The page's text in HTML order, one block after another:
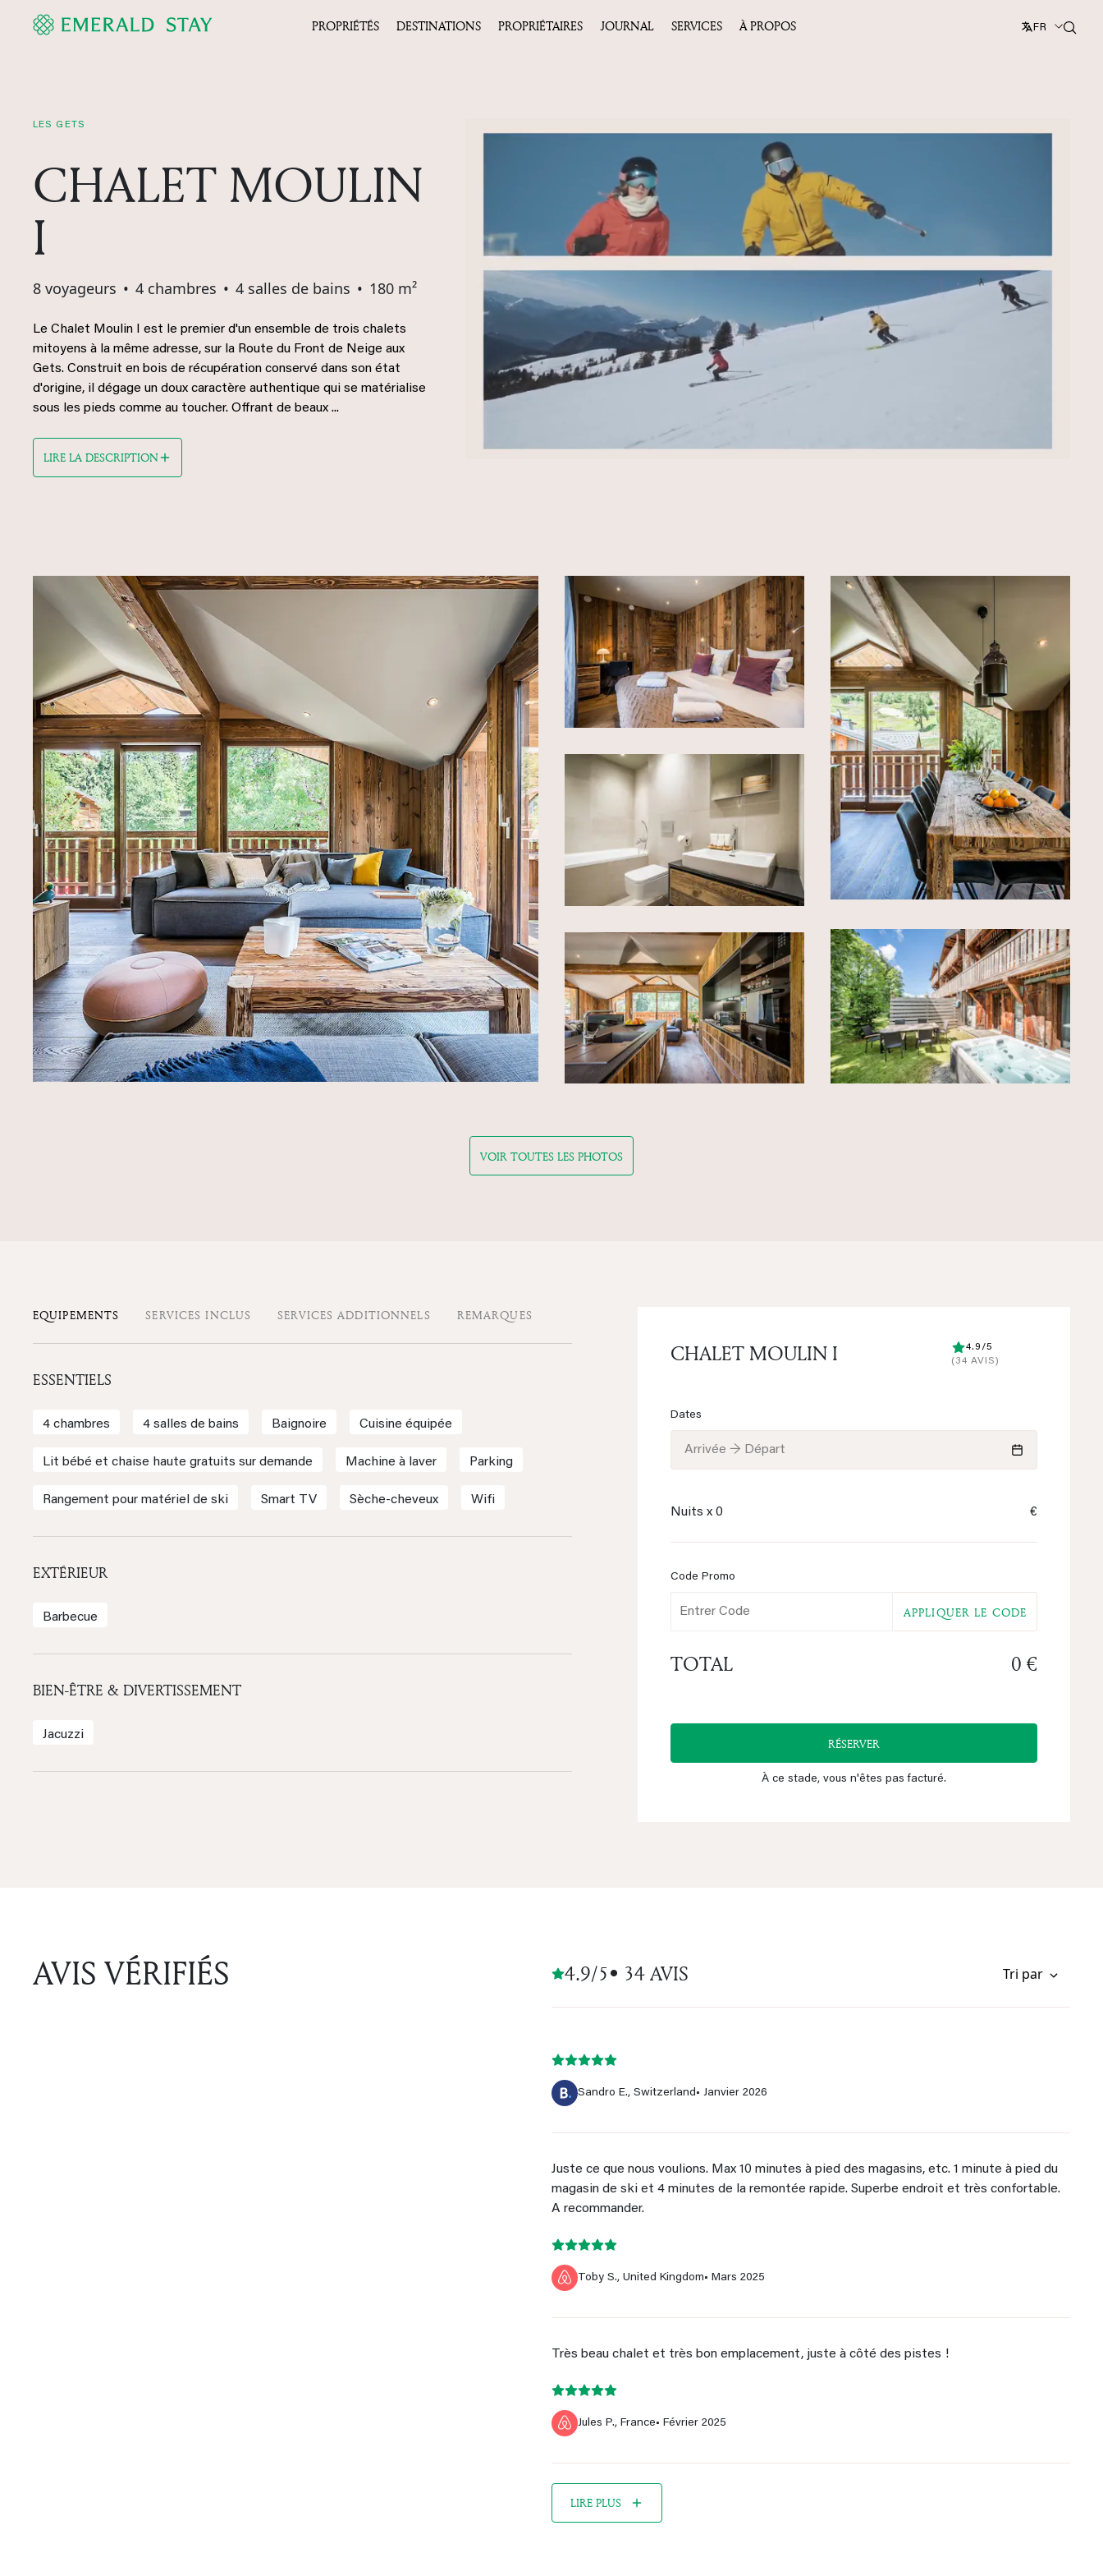
FR
PROPRIÉTÉS DESTINATIONS PROPRIÉTAIRES JOURNAL SERVICES À PROPOS
LES GETS
CHALET MOULIN
I
8 voyageurs • 4 chambres • 4 salles de bains • 180 m²
Le Chalet Moulin I est le premier d'un ensemble de trois chalets
mitoyens à la même adresse, sur la Route du Front de Neige aux
Gets. Construit en bois de récupération conservé dans son état
d'origine, il dégage un doux caractère authentique qui se matérialise
sous les pieds comme au toucher. Offrant de beaux ...
LIRE LA DESCRIPTION
VOIR TOUTES LES PHOTOS
EQUIPEMENTS SERVICES INCLUS SERVICES ADDITIONNELS REMARQUES
ESSENTIELS
4 chambres 4 salles de bains Baignoire Cuisine équipée
Lit bébé et chaise haute gratuits sur demande Machine à laver Parking
Rangement pour matériel de ski Smart TV Sèche-cheveux Wifi
EXTÉRIEUR
Barbecue
BIEN-ÊTRE & DIVERTISSEMENT
Jacuzzi
CHALET MOULIN I
4.9/5
(34 AVIS)
Dates
Arrivée → Départ
Nuits x0 €
Code Promo
APPLIQUER LE CODE
TOTAL 0 €
RÉSERVER
À ce stade, vous n'êtes pas facturé.
AVIS VÉRIFIÉS 4.9/5• 34 AVIS Tri par
Sandro E., Switzerland• Janvier 2026
Juste ce que nous voulions. Max 10 minutes à pied des magasins, etc. 1 minute à pied du
magasin de ski et 4 minutes de la remontée rapide. Superbe endroit et très confortable.
A recommander.
Toby S., United Kingdom• Mars 2025
Très beau chalet et très bon emplacement, juste à côté des pistes !
Jules P., France• Février 2025
LIRE PLUS